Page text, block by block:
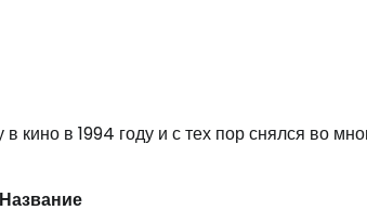
кино в 1994 году и с тех пор снялся во
Название